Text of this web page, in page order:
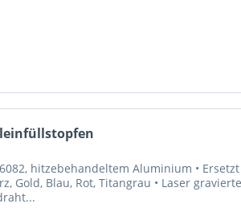
hitzebehandeltem Aluminium •
Gold, Blau, Rot, Titangrau • Laser